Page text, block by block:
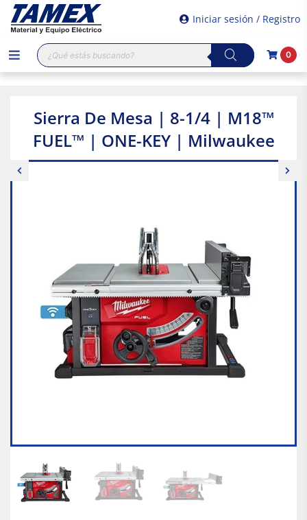
Iniciar sesión / Registro
Búsqueda
de
productos
0
Sierra De Mesa | 8-1/4 | M18™
FUEL™ | ONE-KEY | Milwaukee